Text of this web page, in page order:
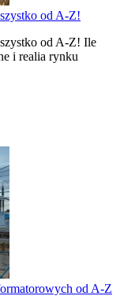
od A-Z!
od A-Z! Ile
i realia rynku
od A-Z